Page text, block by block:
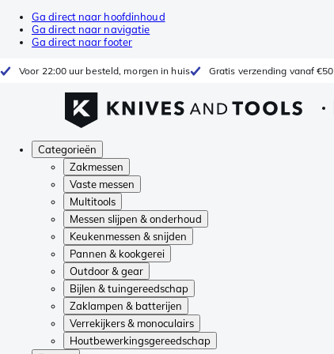
Ga direct naar hoofdinhoud
Ga direct naar navigatie
Ga direct naar footer
Voor 22:00 uur besteld, morgen in huis Gratis verzending vanaf €50
Categorieën
Zakmessen
Vaste messen
Multitools
Messen slijpen & onderhoud
Keukenmessen & snijden
Pannen & kookgerei
Outdoor & gear
Bijlen & tuingereedschap
Zaklampen & batterijen
Verrekijkers & monoculairs
Houtbewerkingsgereedschap